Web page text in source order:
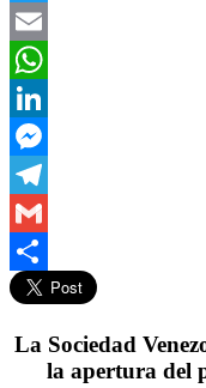
Twitter
Email
WhatsApp
LinkedIn
Messenger
Telegram
Gmail
Compartir
La Sociedad
la apertura del